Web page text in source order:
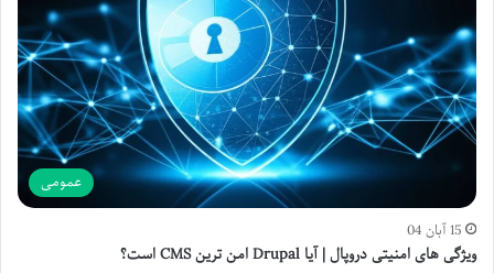
عمومی
15 آبان 04
ویژگی های امنیتی دروپال | آیا Drupal امن ترین CMS است؟